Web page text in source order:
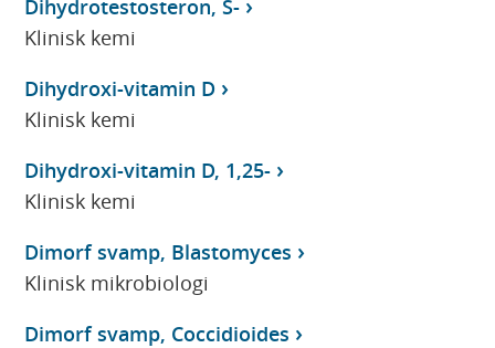
Dihydrotestosteron, S-
Klinisk kemi
Dihydroxi-vitamin D
Klinisk kemi
Dihydroxi-vitamin D, 1,25-
Klinisk kemi
Dimorf svamp, Blastomyces
Klinisk mikrobiologi
Dimorf svamp, Coccidioides